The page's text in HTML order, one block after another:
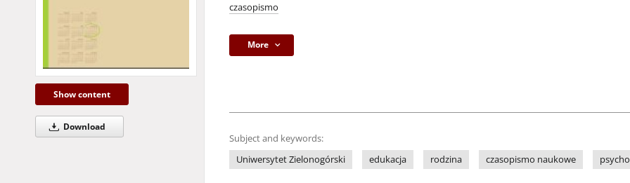
Show content
Download
czasopismo
More
Subject and keywords:
Uniwersytet Zielonogórski
edukacja rodzina czasopismo naukowe